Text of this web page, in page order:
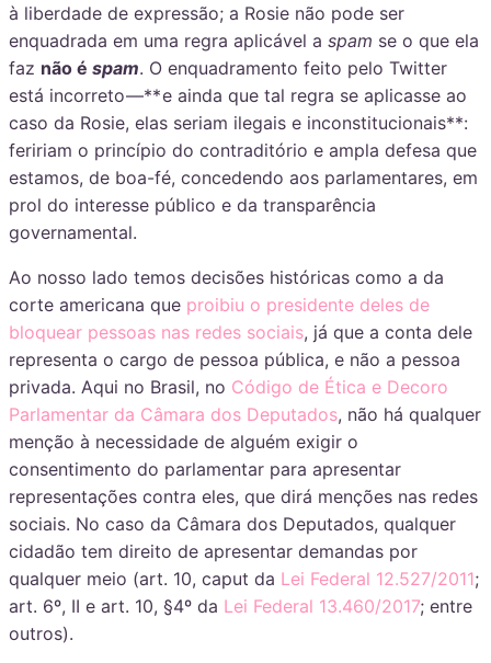
à liberdade de expressão; a Rosie não pode ser
enquadrada em uma regra aplicável a spam se o que ela
faz não é spam. O enquadramento feito pelo Twitter
está incorreto —** e ainda que tal regra se aplicasse ao
caso da Rosie, elas seriam ilegais e inconstitucionais**:
feririam o princípio do contraditório e ampla defesa que
estamos, de boa-fé, concedendo aos parlamentares, em
prol do interesse público e da transparência
governamental.
Ao nosso lado temos decisões históricas como a da
corte americana que proibiu o presidente deles de
bloquear pessoas nas redes sociais, já que a conta dele
representa o cargo de pessoa pública, e não a pessoa
privada. Aqui no Brasil, no Código de Ética e Decoro
Parlamentar da Câmara dos Deputados, não há qualquer
menção à necessidade de alguém exigir o
consentimento do parlamentar para apresentar
representações contra eles, que dirá menções nas redes
sociais. No caso da Câmara dos Deputados, qualquer
cidadão tem direito de apresentar demandas por
qualquer meio (art. 10, caput da Lei Federal 12.527/2011;
art. 6º, II e art. 10, §4º da Lei Federal 13.460/2017; entre
outros).